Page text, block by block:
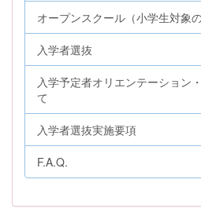
オープンスクール（小学生対象
入学者選抜
入学予定者オリエンテーション
て
入学者選抜実施要項
F.A.Q.